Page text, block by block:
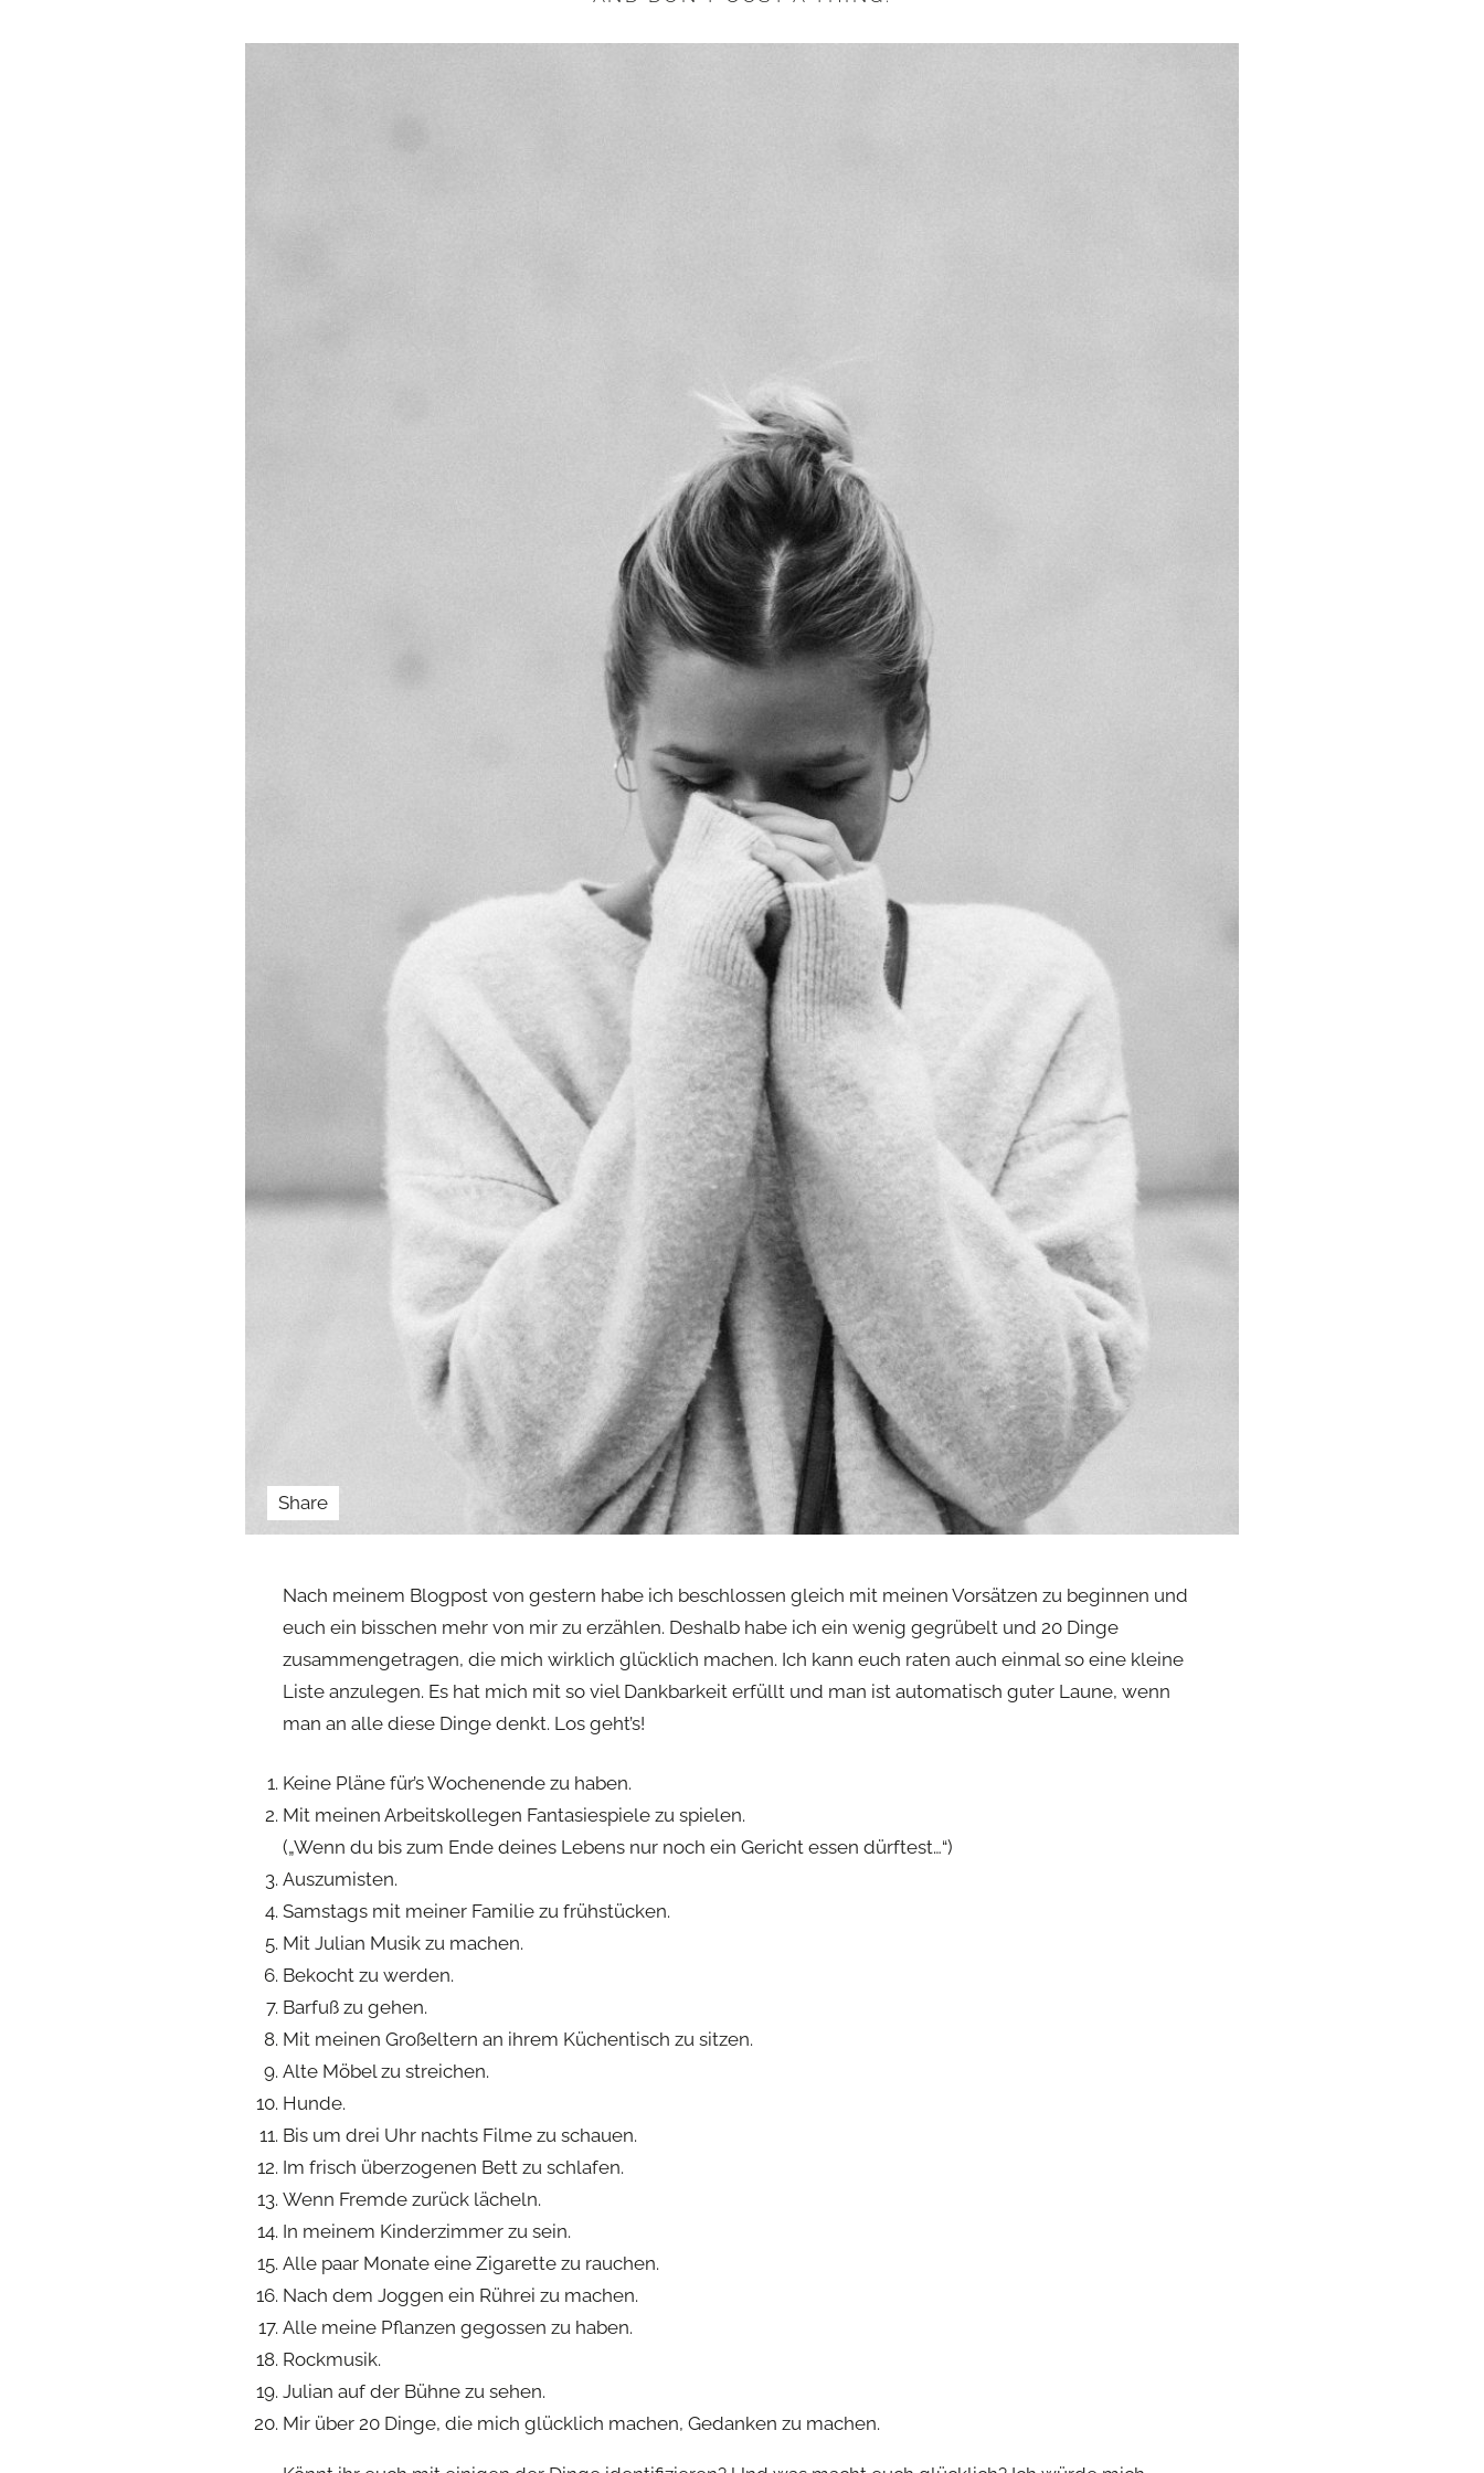
Share
Nach meinem Blogpost von gestern habe ich beschlossen gleich mit meinen Vorsätzen zu beginnen und
euch ein bisschen mehr von mir zu erzählen. Deshalb habe ich ein wenig gegrübelt und 20 Dinge
zusammengetragen, die mich wirklich glücklich machen. Ich kann euch raten auch einmal so eine kleine
Liste anzulegen. Es hat mich mit so viel Dankbarkeit erfüllt und man ist automatisch guter Laune, wenn
man an alle diese Dinge denkt. Los geht’s!
Keine Pläne für’s Wochenende zu haben.
Mit meinen Arbeitskollegen Fantasiespiele zu spielen.
(„Wenn du bis zum Ende deines Lebens nur noch ein Gericht essen dürftest…“)
Auszumisten.
Samstags mit meiner Familie zu frühstücken.
Mit Julian Musik zu machen.
Bekocht zu werden.
Barfuß zu gehen.
Mit meinen Großeltern an ihrem Küchentisch zu sitzen.
Alte Möbel zu streichen.
Hunde.
Bis um drei Uhr nachts Filme zu schauen.
Im frisch überzogenen Bett zu schlafen.
Wenn Fremde zurück lächeln.
In meinem Kinderzimmer zu sein.
Alle paar Monate eine Zigarette zu rauchen.
Nach dem Joggen ein Rührei zu machen.
Alle meine Pflanzen gegossen zu haben.
Rockmusik.
Julian auf der Bühne zu sehen.
Mir über 20 Dinge, die mich glücklich machen, Gedanken zu machen.